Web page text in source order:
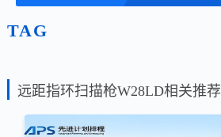
TAG
远距指环扫描枪W28LD相关推荐